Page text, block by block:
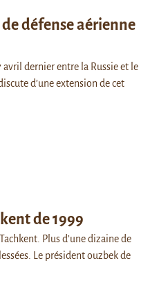
défense aérienne
avril dernier entre la Russie et le
d’une extension de cet
de 1999
Plus d’une dizaine de
Le président ouzbek de